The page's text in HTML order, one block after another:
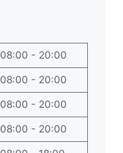
08:00 - 20:00
08:00 - 20:00
08:00 - 20:00
08:00 - 20:00